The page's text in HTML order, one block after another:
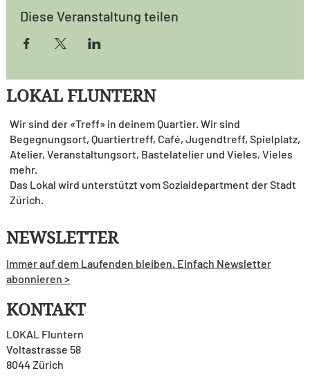
Diese Veranstaltung teilen
KONTAKT
LOKAL Fluntern
Voltastrasse 58
8044 Zürich
LOKAL FLUNTERN
Wir sind der «Treff» in deinem Quartier. Wir sind
Begegnungsort, Quartiertreff, Café, Jugendtreff, Spielplatz,
Atelier, Veranstaltungsort, Bastelatelier und Vieles, Vieles
mehr.
Das Lokal wird unterstützt vom Sozialdepartment der Stadt
Zürich.
NEWSLETTER
Immer auf dem Laufenden bleiben. Einfach Newsletter
abonnieren >